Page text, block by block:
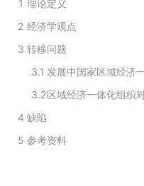
1 理论定义
2 经济学观点
3 转移问题
3.1
3.2
4 缺陷
5 参考资料